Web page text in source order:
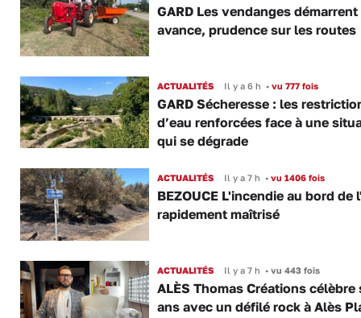
GARD Les vendanges démarrent
avance, prudence sur les routes
ACTUALITÉS Il y a 6 h •vu 777 fois
GARD Sécheresse : les
d’eau renforcées face à une
qui se dégrade
ACTUALITÉS Il y a 7 h •vu 1406 fois
BEZOUCE L'incendie au bord de
rapidement maîtrisé
ACTUALITÉS Il y a 7 h •vu 443 fois
ALÈS Thomas Créations célèbre
ans avec un défilé rock à Alès